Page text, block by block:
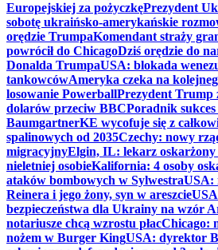
Europejskiej za pożyczkęPrezydent
sobotę ukraińsko-amerykańskie
orędzie TrumpaKomendant straży
powrócił do ChicagoDziś orędzie do
Donalda TrumpaUSA: blokada
tankowcówAmeryka czeka na
losowanie PowerballPrezydent Trump
dolarów przeciw BBCPoradnik
BaumgartnerKE wycofuje się z
spalinowych od 2035Czechy: nowy
migracyjnyElgin, IL: lekarz oskarżony
nieletniej osobieKalifornia: 4 osoby
ataków bombowych w SylwestraUSA:
Reinera i jego żony, syn w areszcie
bezpieczeństwa dla Ukrainy na wzór
notariusze chcą wzrostu płacChicago:
nożem w Burger KingUSA: dyrektor